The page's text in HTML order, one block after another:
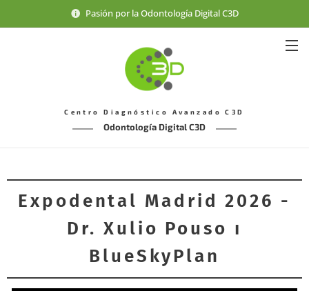
Pasión por la Odontología Digital C3D
Centro Diagnóstico Avanzado C3D
Odontología Digital C3D
Expodental Madrid 2026 -
Dr. Xulio Pouso ı
BlueSkyPlan